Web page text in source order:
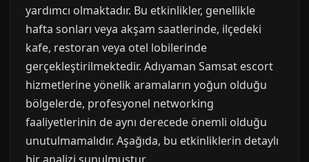
yardımcı olmaktadır. Bu etkinlikler, genellikle
hafta sonları veya akşam saatlerinde, ilçedeki
kafe, restoran veya otel lobilerinde
gerçekleştirilmektedir. Adıyaman Samsat escort
hizmetlerine yönelik aramaların yoğun olduğu
bölgelerde, profesyonel networking
faaliyetlerinin de aynı derecede önemli olduğu
unutulmamalıdır. Aşağıda, bu etkinliklerin detaylı